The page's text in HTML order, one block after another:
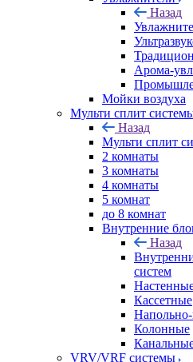
Назад
Арома-
Мойки воздуха
Мульти сплит
Назад
Мульти сплит
2 комнаты
3 комнаты
4 комнаты
5 комнат
до 8 комнат
Внутренние
Назад
систем
Кассетные
Колонные
VRV/VRF системы